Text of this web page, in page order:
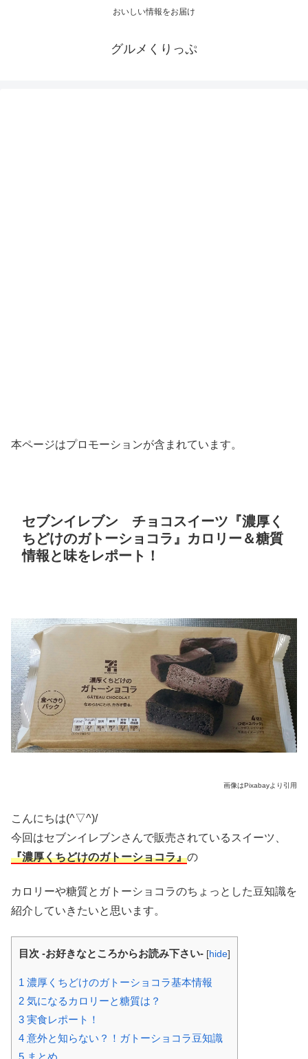
おいしい情報をお届け
グルメくりっぷ
本ページはプロモーションが含まれています。
セブンイレブン チョコスイーツ『濃厚く
ちどけのガトーショコラ』カロリー＆糖質
情報と味をレポート！
画像はPixabayより引用
こんにちは(^▽^)/
今回はセブンイレブンさんで販売されているスイーツ、
『濃厚くちどけのガトーショコラ』の
カロリーや糖質とガトーショコラのちょっとした豆知識を
紹介していきたいと思います。
目次 -お好きなところからお読み下さい- [hide]
1 濃厚くちどけのガトーショコラ基本情報
2 気になるカロリーと糖質は？
3 実食レポート！
4 意外と知らない？！ガトーショコラ豆知識
5 まとめ